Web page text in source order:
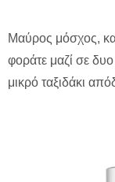
Μαύρος μόσχος,
φοράτε μαζί σε
μικρό ταξιδάκι